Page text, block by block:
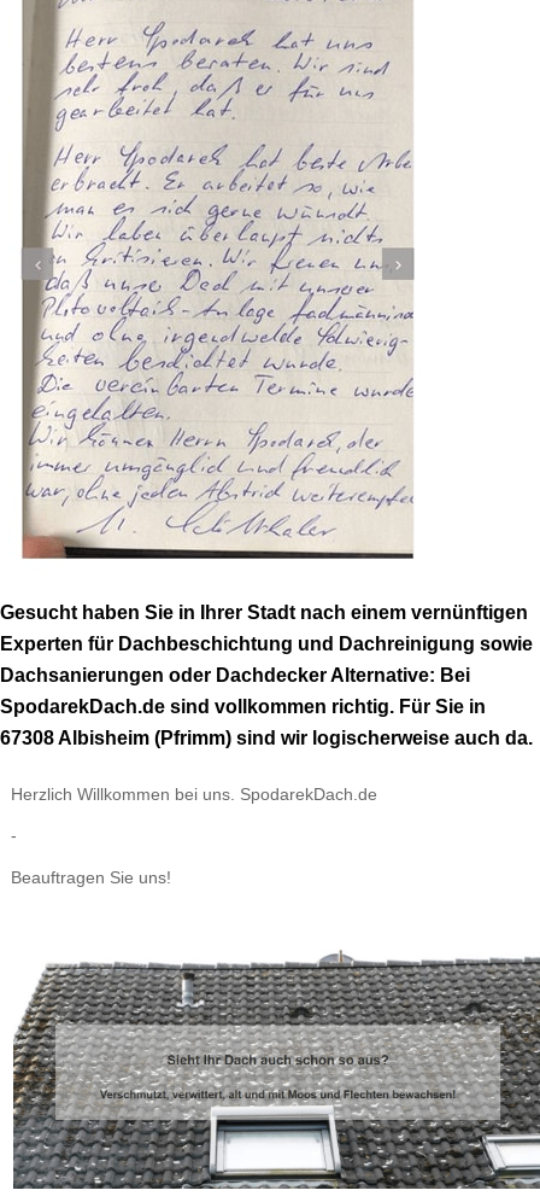
Gesucht haben Sie in Ihrer Stadt nach einem vernünftigen
Experten für Dachbeschichtung und Dachreinigung sowie
Dachsanierungen oder Dachdecker Alternative: Bei
SpodarekDach.de sind vollkommen richtig. Für Sie in
67308 Albisheim (Pfrimm) sind wir logischerweise auch da.
Herzlich Willkommen bei uns. SpodarekDach.de
-
Beauftragen Sie uns!